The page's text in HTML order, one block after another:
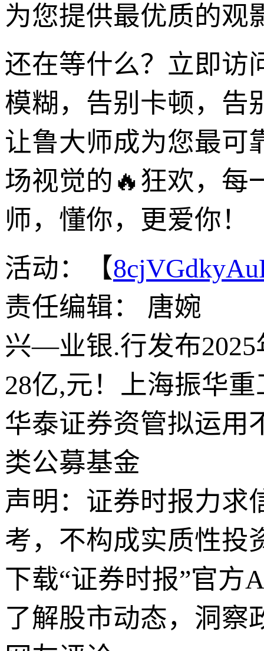
为您提供最优质的观
还在等什么？立即访
模糊，告别卡顿，告
让鲁大师成为您最可
场视觉的🔥狂欢，每
师，懂你，更爱你！
活动：【
责任编辑： 唐婉
兴—业银.行发布
28亿,元！上海振华
华泰证券资管拟运用
类公募基金
声明：证券时报力求
考，不构成实质性投
下载“证券时报”官方
了解股市动态，洞察